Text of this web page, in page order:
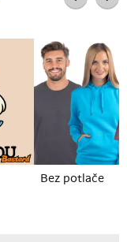
Bez potlače